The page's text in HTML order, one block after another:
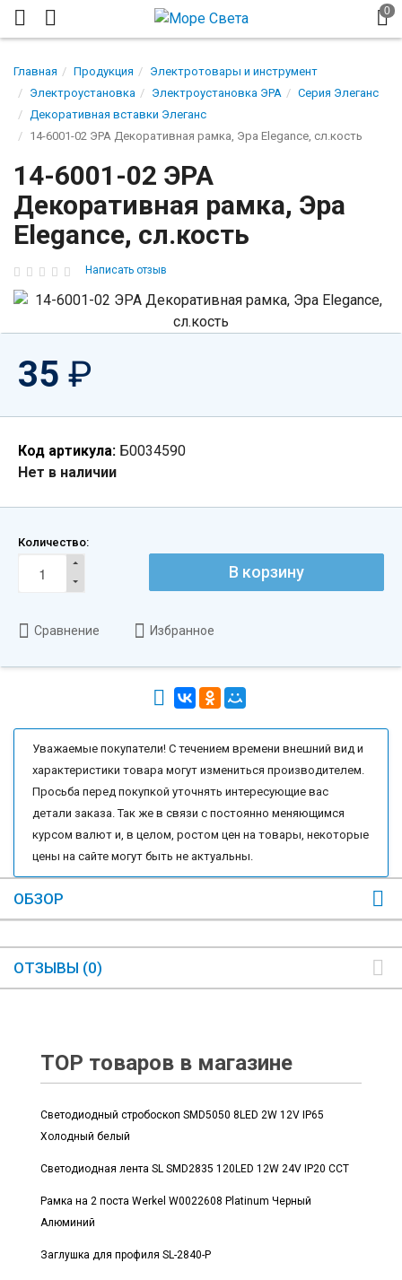
Главная Продукция
Электротовары и инструмент
Электроустановка
Электроустановка ЭРА
Серия Элеганс
Декоративная вставки Элеганс
14-6001-02 ЭРА Декоративная рамка, Эра Elegance, сл.кость
14-6001-02 ЭРА
Декоративная рамка, Эра
Elegance, сл.кость
Написать отзыв
35 ₽
Код артикула: Б0034590
Нет в наличии
Количество:
В корзину
Сравнение Избранное
Уважаемые покупатели! С течением времени внешний вид и
характеристики товара могут измениться производителем.
Просьба перед покупкой уточнять интересующие вас
детали заказа. Так же в связи с постоянно меняющимся
курсом валют и, в целом, ростом цен на товары, некоторые
цены на сайте могут быть не актуальны.
ОБЗОР
ОТЗЫВЫ (0)
TOP товаров в магазине
Светодиодный стробоскоп SMD5050 8LED 2W 12V IP65
Холодный белый
Светодиодная лента SL SMD2835 120LED 12W 24V IP20 CCT
Рамка на 2 поста Werkel W0022608 Platinum Черный
Алюминий
Заглушка для профиля SL-2840-P